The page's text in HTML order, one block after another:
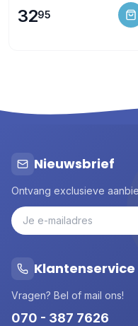
3295
Nieuwsbrief
Ontvang exclusieve
Klantenservice
Vragen? Bel of mail ons!
070 - 387 7626